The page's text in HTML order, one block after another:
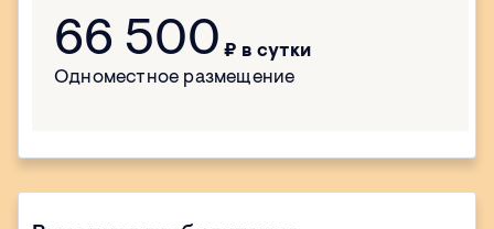
66 500 ₽ в сутки
Одноместное размещение